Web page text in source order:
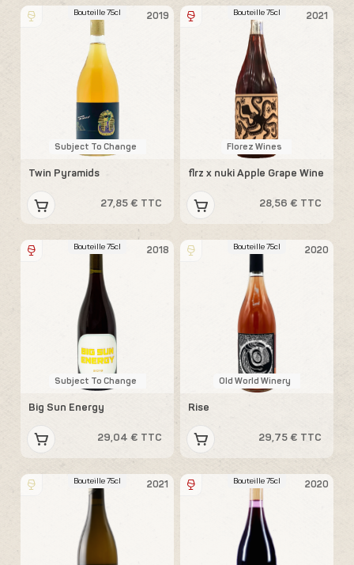
2019
Bouteille 75cl
Subject To Change
Twin Pyramids
27,85 € TTC
2021
Bouteille 75cl
Florez Wines
flrz x nuki Apple Grape Wine
28,56 € TTC
2018
Bouteille 75cl
Subject To Change
Big Sun Energy
29,04 € TTC
2020
Bouteille 75cl
Old World Winery
Rise
29,75 € TTC
2021
Bouteille 75cl 2020
Bouteille 75cl